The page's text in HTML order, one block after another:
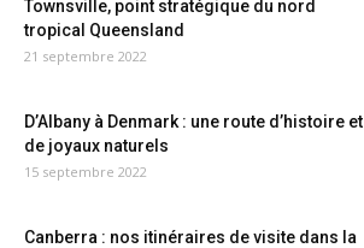
Townsville, point stratégique du nord
tropical Queensland
21 septembre 2022
D’Albany à Denmark : une route d’histoire et
de joyaux naturels
15 septembre 2022
Canberra : nos itinéraires de visite dans la